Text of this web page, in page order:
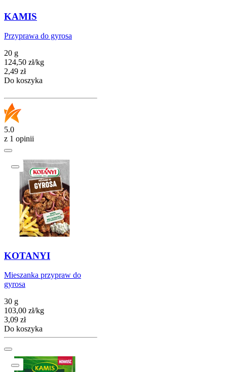
KAMIS
Przyprawa do gyrosa
20 g
124,50 zł/kg
Cena
2,49 zł
Do koszyka
5.0
z 1 opinii
KOTANYI
Mieszanka przypraw do
gyrosa
30 g
103,00 zł/kg
Cena
3,09 zł
Do koszyka